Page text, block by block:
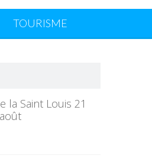
TOURISME
la Saint Louis 21